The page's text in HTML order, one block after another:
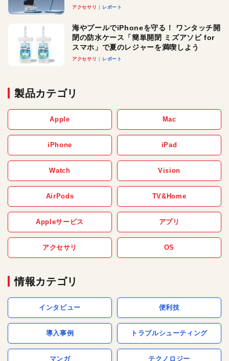
ースでおしゃれに充電したい人にオスス
アクセサリ レポート
海やプールでiPhoneを守る！ ワンタッチ開
閉の防水ケース「簡単開閉 ミズアソビ for
スマホ」で夏のレジャーを満喫しよう
アクセサリ レポート
製品カテゴリ
Apple Mac
iPhone iPad
Watch Vision
AirPods TV&Home
Appleサービス アプリ
アクセサリ OS
情報カテゴリ
インタビュー 便利技
導入事例 トラブルシューティング
マンガ テクノロジー